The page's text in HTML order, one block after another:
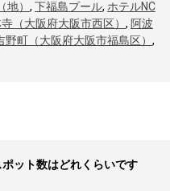
地） , 下福島プール, ホテルNC
（大阪府大阪市西区） , 阿波
野町（大阪府大阪市福島区） ,
ット数はどれくらいです